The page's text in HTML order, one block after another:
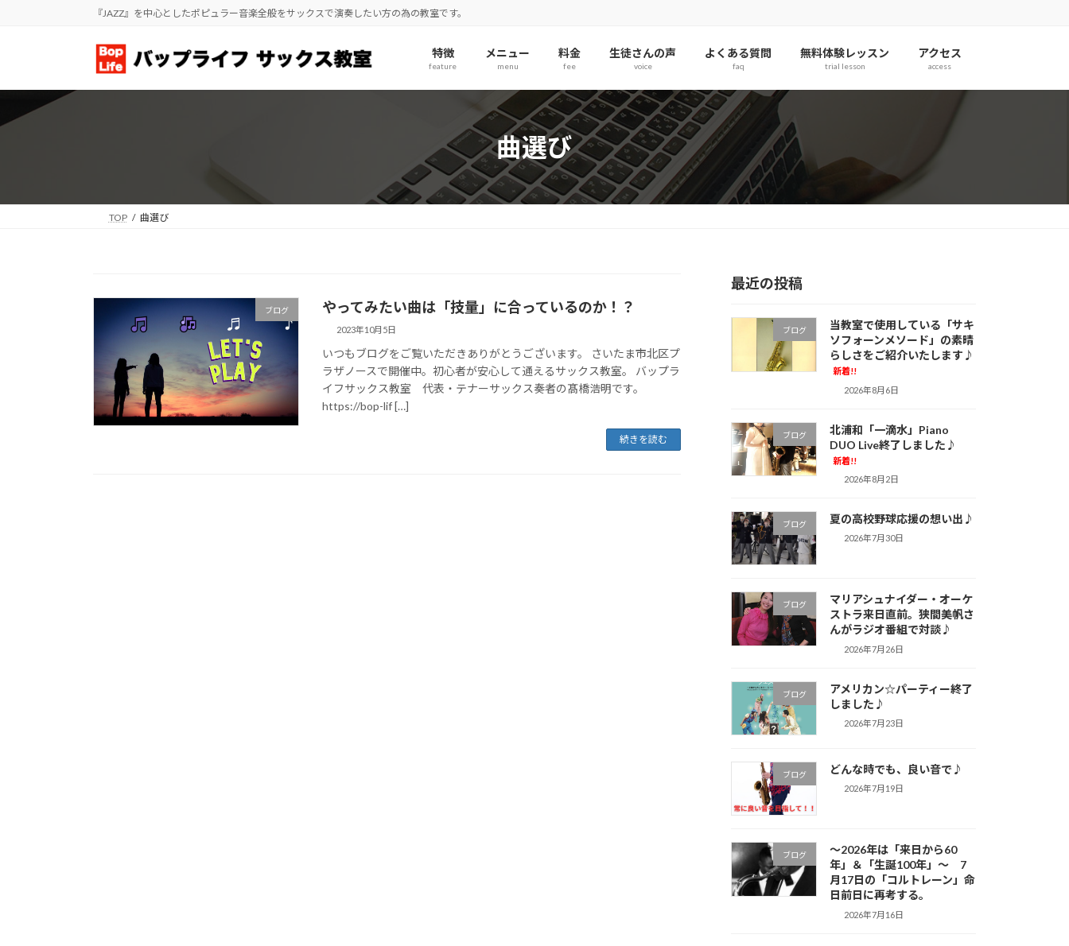
ス
ン
『JAZZ』を中心としたポピュラー音楽全般をサックスで演奏したい方の為の教室です。
特徴
feature
メニュー
menu
料金
fee
生徒さんの声
voice
よくある質問
faq
無料体験レッスン
trial lesson
アクセス
access
曲選び
TOP 曲選び
ブログ やってみたい曲は「技量」に合っているのか！？
2023年10月5日
いつもブログをご覧いただきありがとうございます。 さいたま市北区プ
ラザノースで開催中。初心者が安心して通えるサックス教室。 バップラ
イフサックス教室 代表・テナーサックス奏者の髙橋浩明です。
https://bop-lif […]
続きを読む
最近の投稿
ブログ
当教室で使用している「サキ
ソフォーンメソード」の素晴
らしさをご紹介いたします♪
新着!!
2026年8月6日
ブログ
北浦和「一滴水」Piano
DUO Live終了しました♪
新着!!
2026年8月2日
ブログ 夏の高校野球応援の想い出♪
2026年7月30日
ブログ
マリアシュナイダー・オーケ
ストラ来日直前。狭間美帆さ
んがラジオ番組で対談♪
2026年7月26日
ブログ
アメリカン☆パーティー終了
しました♪
2026年7月23日
ブログ どんな時でも、良い音で♪
2026年7月19日
ブログ
～2026年は「来日から60
年」＆「生誕100年」～ 7
月17日の「コルトレーン」命
日前日に再考する。
2026年7月16日